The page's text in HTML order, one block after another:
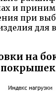
и
при
для
на